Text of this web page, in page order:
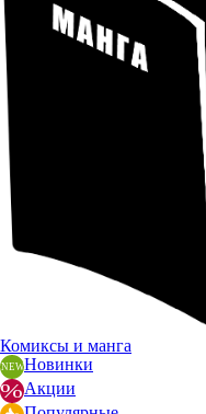
Комиксы и манга
Новинки
Акции